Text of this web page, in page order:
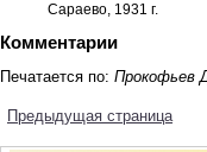
Сараево, 1931 г.
Комментарии
Печатается по: Прокофьев
Предыдущая страница